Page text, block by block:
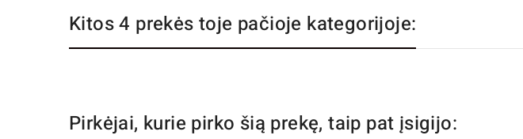
Kitos 4 prekės toje pačioje kategorijoje:
Pirkėjai, kurie pirko šią prekę, taip pat įsigijo: